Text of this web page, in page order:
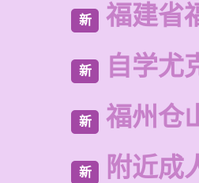
新 福建省
新 自学尤
新 福州仓
新 附近成